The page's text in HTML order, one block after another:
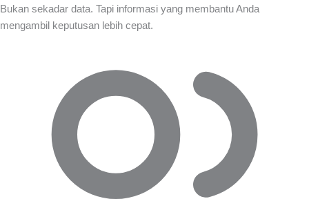
Bukan sekadar data. Tapi informasi yang membantu Anda
mengambil keputusan lebih cepat.